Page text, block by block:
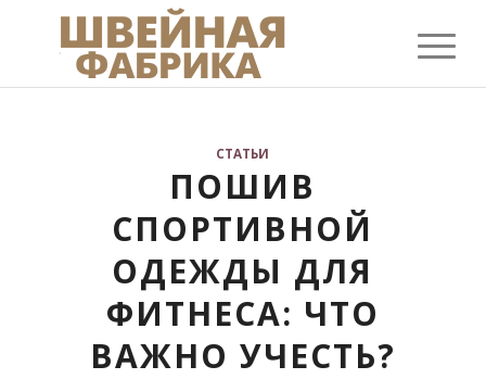
СТАТЬИ
ПОШИВ
СПОРТИВНОЙ
ОДЕЖДЫ ДЛЯ
ФИТНЕСА: ЧТО
ВАЖНО УЧЕСТЬ?